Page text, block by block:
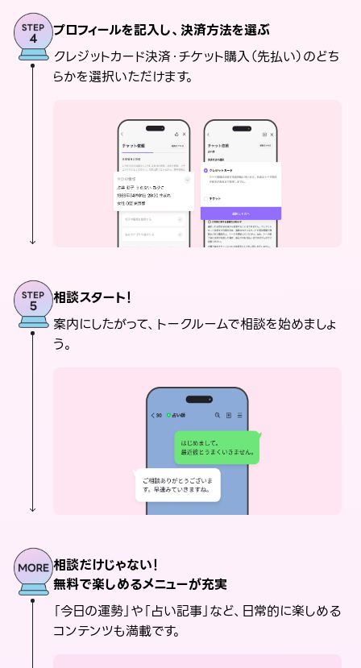
プロフィールを記入し、決済方法を選ぶ
クレジットカード決済・チケット購入（先払い）のどち
らかを選択いただけます。
相談スタート！
案内にしたがって、トークルームで相談を始めましょ
う。
相談だけじゃない！
無料で楽しめるメニューが充実
「今日の運勢」や「占い記事」など、日常的に楽しめる
コンテンツも満載です。